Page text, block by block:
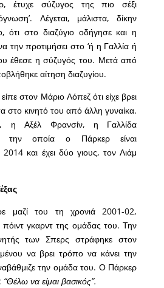
έτυχε σύζυγος της πιο σέξι
Λέγεται, μάλιστα, δίκην
ότι στο διαζύγιο οδήγησε και η
την προτιμήσει στο ‘ή η Γαλλία ή
έθεσε η σύζυγός του. Μετά από
αίτηση διαζυγίου.
στον Μάριο Λόπεζ ότι είχε βρει
στο κινητό του από άλλη γυναίκα.
η Αξέλ Φρανσίν, η Γαλλίδα
την οποία ο Πάρκερ είναι
και έχει δύο γιους, τον Λιάμ
μαζί του τη χρονιά 2001-02,
πόιντ γκαρντ της ομάδας του. Την
των Σπερς στράφηκε στον
να βρει τρόπο να κάνει την
την ομάδα του. Ο Πάρκερ
“Θέλω να είμαι βασικός”.